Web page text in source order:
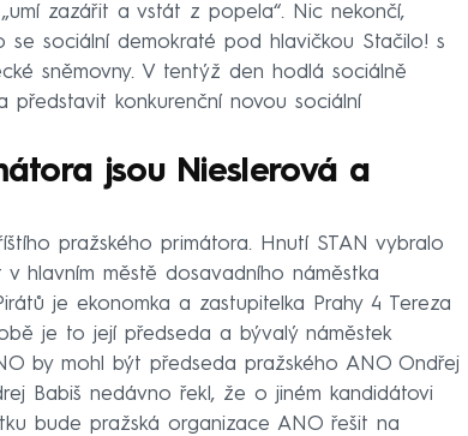
zazářit a vstát z popela“. Nic nekončí,
sociální demokraté pod hlavičkou Stačilo! s
sněmovny. V tentýž den hodlá sociálně
představit konkurenční novou sociální
jsou Nieslerová a
pražského primátora. Hnutí STAN vybralo
hlavním městě dosavadního náměstka
je ekonomka a zastupitelka Prahy 4 Tereza
je to její předseda a bývalý náměstek
by mohl být předseda pražského ANO Ondřej
Babiš nedávno řekl, že o jiném kandidátovi
bude pražská organizace ANO řešit na